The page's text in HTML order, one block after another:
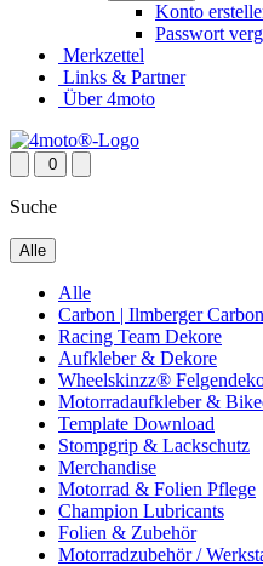
Konto
Passwort
Merkzettel
Links & Partner
Über 4moto
0
Suche
Alle
Alle
Carbon | Ilmberger Carbon
Racing Team Dekore
Aufkleber & Dekore
Wheelskinzz®
Motorradaufkleber &
Template Download
Stompgrip & Lackschutz
Merchandise
Motorrad & Folien Pflege
Champion Lubricants
Folien & Zubehör
Motorradzubehör /